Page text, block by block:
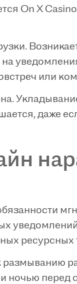
On X
или
даже
ресурсных
размыванию
ночью перед